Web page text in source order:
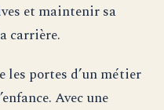
et maintenir sa
carrière.
les portes d’un métier
Avec une